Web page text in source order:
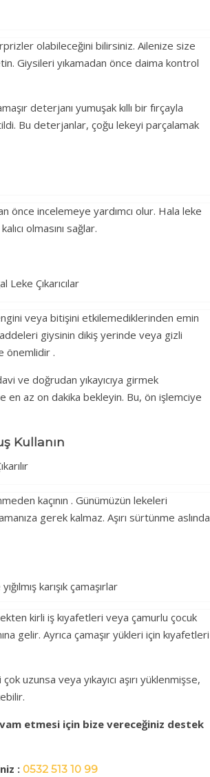
olabileceğini bilirsiniz. Ailenize size
Giysileri yıkamadan önce daima kontrol
deterjanı yumuşak kıllı bir fırçayla
Bu deterjanlar, çoğu lekeyi parçalamak
önce incelemeye yardımcı olur. Hala leke
olmasını sağlar.
veya bitişini etkilemediklerinden emin
giysinin dikiş yerinde veya gizli
önemlidir .
ve doğrudan yıkayıcıya girmek
az on dakika bekleyin. Bu, ön işlemciye
Kullanın
kaçının . Günümüzün lekeleri
gerek kalmaz. Aşırı sürtünme aslında
kirli iş kıyafetleri veya çamurlu çocuk
gelir. Ayrıca çamaşır yükleri için kıyafetleri
uzunsa veya yıkayıcı aşırı yüklenmişse,
etmesi için bize vereceğiniz destek
: 0532 513 10 99